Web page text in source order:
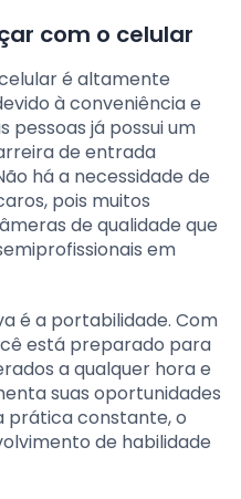
com o celular
é altamente
à conveniência e
pessoas já possui um
de entrada
há a necessidade de
pois muitos
de qualidade que
em
é a portabilidade. Com
está preparado para
a qualquer hora e
suas oportunidades
prática constante, o
de habilidade